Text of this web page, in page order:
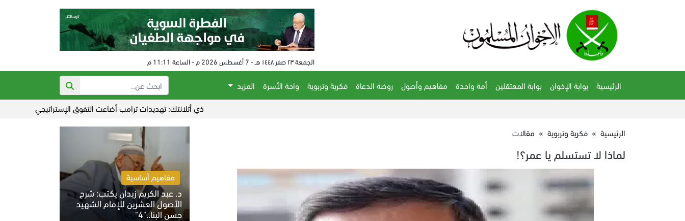
الجمعة ٢٣ صفر ١٤٤٨ هـ - 7 أغسطس 2026 م - الساعة 11:11 م
الرئيسية بوابة الإخوان بوابة المعتقلين أمة واحدة مفاهيم وأصول روضة الدعاة فكرية وتربوية واحة الأسرة
المزيد
ذي أتلانتك: تهديدات ترامب أضاعت التفوق الإستراتيجي على إيران
الرئيسية » فكرية وتربوية » مقالات
لماذا لا تستسلم يا عمر؟!
مفاهيم أساسية
د. عبد الكريم زيدان يكتب: شرح
الأصول العشرين للإمام الشهيد
حسن البنا.."4"